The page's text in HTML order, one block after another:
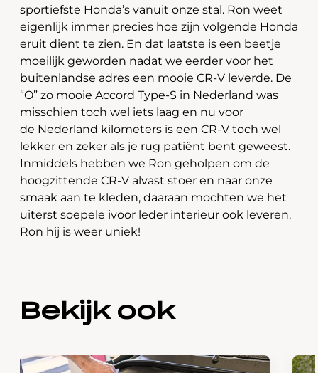
sportiefste Honda’s vanuit onze stal. Ron weet
eigenlijk immer precies hoe zijn volgende Honda
eruit dient te zien. En dat laatste is een beetje
moeilijk geworden nadat we eerder voor het
buitenlandse adres een mooie CR-V leverde. De
“O” zo mooie Accord Type-S in Nederland was
misschien toch wel iets laag en nu voor
de Nederland kilometers is een CR-V toch wel
lekker en zeker als je rug patiënt bent geweest.
Inmiddels hebben we Ron geholpen om de
hoogzittende CR-V alvast stoer en naar onze
smaak aan te kleden, daaraan mochten we het
uiterst soepele ivoor leder interieur ook leveren.
Ron hij is weer uniek!
Bekijk ook